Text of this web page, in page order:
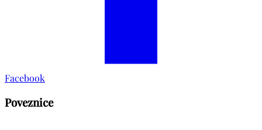
Facebook
Poveznice